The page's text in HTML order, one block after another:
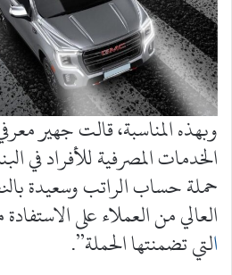
وبهذه المناسبة، قالت جهير
الخدمات المصرفية للأفراد في
حملة حساب الراتب وسعيدة
العالي من العملاء على
التي تضمنتها الحملة”.